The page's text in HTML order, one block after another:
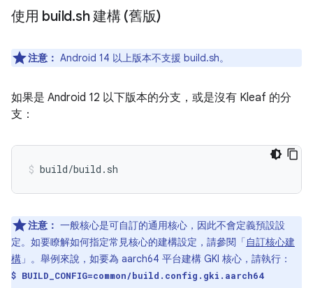
使用 build.sh 建構 (舊版)
注意： Android 14 以上版本不支援 build.sh。
如果是 Android 12 以下版本的分支，或是沒有 Kleaf 的分
支：
build/build.sh
注意： 一般核心是可自訂的通用核心，因此不會定義預設設
定。如要瞭解如何指定常見核心的建構設定，請參閱「自訂核心建
構 」。舉例來說，如要為 aarch64 平台建構 GKI 核心，請執行：
$ BUILD_CONFIG=common/build.config.gki.aarch64